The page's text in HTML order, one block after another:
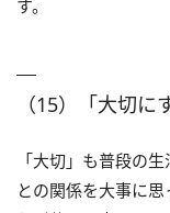
す。
（15）「大切に
「大切」も普段の
との関係を大事に